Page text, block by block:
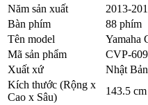
Năm sản xuất
2013-
Bàn phím
88 phím
Tên model
Yamaha
Mã sản phẩm
CVP-
Xuất xứ
Nhật Bản
Kích thước (Rộng x
Cao x Sâu)
143.5